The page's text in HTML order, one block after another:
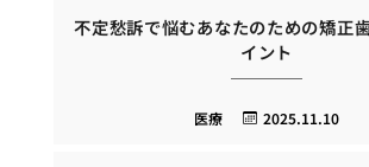
不定愁訴で悩むあなたのための矯正
イント
2025.11.10
医療